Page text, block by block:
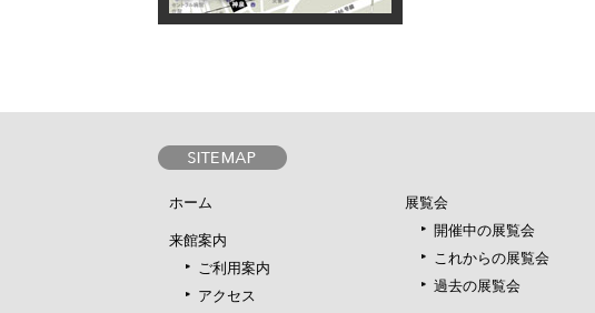
ホーム
来館案内
ご利用案内
アクセス
展覧会
開催中の展覧会
これからの展覧会
過去の展覧会